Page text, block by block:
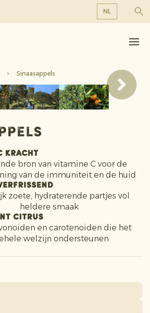
NL
NL
Eosta
Sinaasappels
Kracht
bron van vitamine C voor de
van de immuniteit en de huid
zoete, hydraterende partjes vol
heldere smaak
Citrus
en carotenoïden die het
welzijn ondersteunen